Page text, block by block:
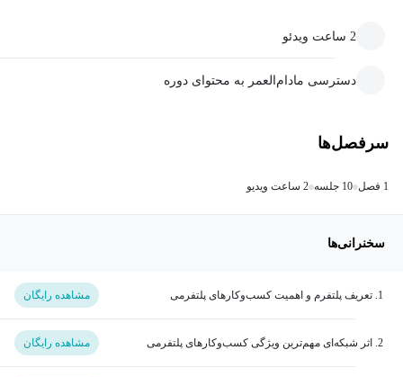
2 ساعت ویدئو
دسترسی مادام‌العمر به محتوای دوره
سرفصل‌ها
1 فصل 10 جلسه 2 ساعت ویدیو
سخنرانی‌ها
مشاهده رایگان
مشاهده رایگان